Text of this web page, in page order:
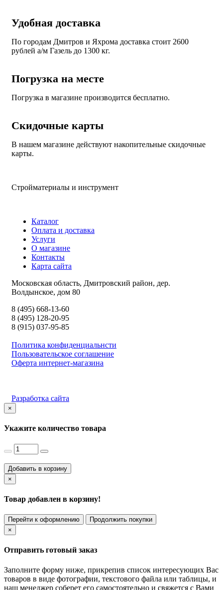
Удобная доставка
По городам Дмитров и Яхрома доставка стоит 2600
рублей а/м Газель до 1300 кг.
Погрузка на месте
Погрузка в магазине производится бесплатно.
Скидочные карты
В нашем магазине действуют накопительные скидочные
карты.
Стройматериалы и инструмент
Каталог
Оплата и доставка
Услуги
О магазине
Контакты
Карта сайта
Московская область, Дмитровский район, дер.
Волдынское, дом 80
8 (495) 668-13-60
8 (495) 128-20-95
8 (915) 037-95-85
Политика конфиденциальнсти
Пользовательское соглашение
Оферта интернет-магазина
Разработка сайта
×
Укажите количество товара
Добавить в корзину
×
Товар добавлен в корзину!
Перейти к оформлению
Продолжить покупки
×
Отправить готовый заказ
Заполните форму ниже, прикрепив список интересующих Вас
товаров в виде фотографии, текстового файла или таблицы, и
наш менеджер соберет его самостоятельно и свяжется с Вами